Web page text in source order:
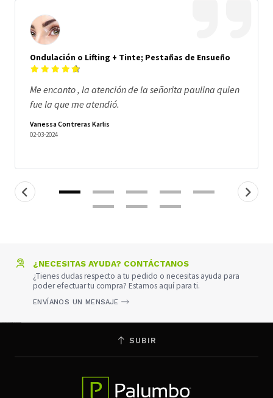
Ondulación o Lifting + Tinte; Pestañas de Ensueño
Me encanto , la atención de la señorita paulina quien
fue la que me atendió.
Vanessa Contreras Karlis
02-03-2024
¿NECESITAS AYUDA? CONTÁCTANOS
¿Tienes dudas respecto a tu pedido o necesitas ayuda para
poder efectuar tu compra? Estamos aquí para ti.
ENVÍANOS UN MENSAJE
SUBIR